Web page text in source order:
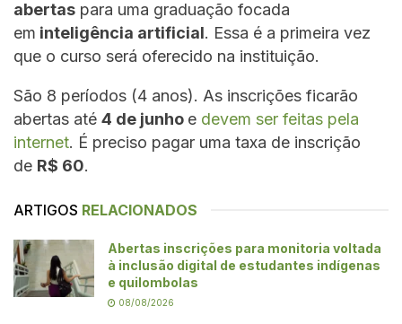
abertas para uma graduação focada
em inteligência artificial. Essa é a primeira vez
que o curso será oferecido na instituição.
São 8 períodos (4 anos). As inscrições ficarão
abertas até 4 de junho e devem ser feitas pela
internet. É preciso pagar uma taxa de inscrição
de R$ 60.
ARTIGOS RELACIONADOS
Abertas inscrições para monitoria voltada
à inclusão digital de estudantes indígenas
e quilombolas
08/08/2026